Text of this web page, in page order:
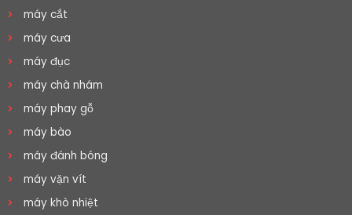
máy cắt
máy cưa
máy đục
máy chà nhám
máy phay gỗ
máy bào
máy đánh bóng
máy vặn vít
máy khò nhiệt